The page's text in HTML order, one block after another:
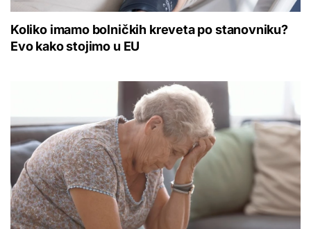
Koliko imamo bolničkih kreveta po stanovniku?
Evo kako stojimo u EU